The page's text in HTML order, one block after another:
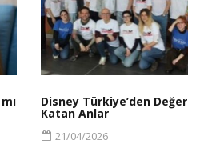
Disney Türkiye’den Değer
Katan Anlar
21/04/2026